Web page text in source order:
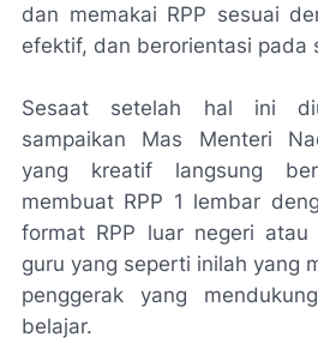
dan memakai RPP sesuai
efektif, dan berorientasi pada
Sesaat setelah hal ini
sampaikan Mas Menteri
yang kreatif langsung
membuat RPP 1 lembar
format RPP luar negeri
guru yang seperti inilah yang
penggerak yang
belajar.